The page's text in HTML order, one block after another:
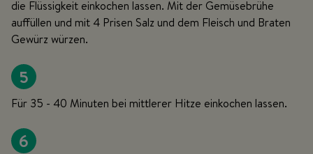
die Flüssigkeit einkochen lassen. Mit der Gemüsebrühe
auffüllen und mit 4 Prisen Salz und dem Fleisch und Braten
Gewürz würzen.
5
Für 35 - 40 Minuten bei mittlerer Hitze einkochen lassen.
6